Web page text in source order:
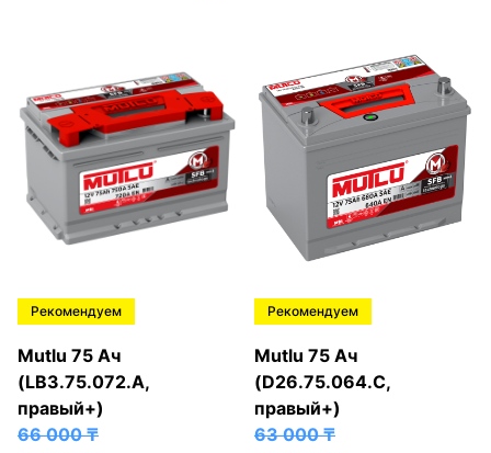
Рекомендуем
Mutlu 75 Ач
(LB3.75.072.A,
правый+)
66 000₸
Рекомендуем
Mutlu 75 Ач
(D26.75.064.C,
правый+)
63 000₸